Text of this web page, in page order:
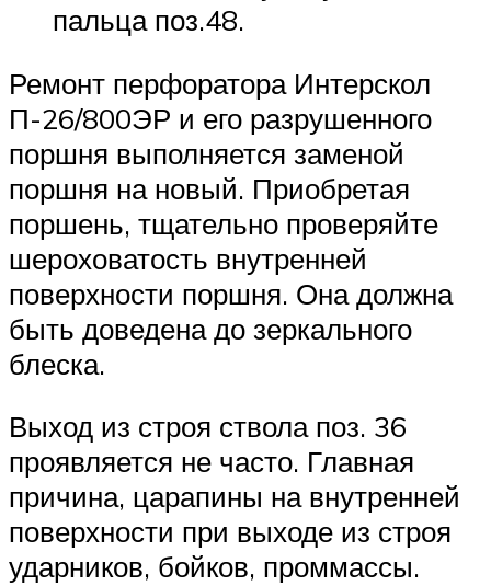
пальца поз.48.
Ремонт перфоратора Интерскол
П-26/800ЭР и его разрушенного
поршня выполняется заменой
поршня на новый. Приобретая
поршень, тщательно проверяйте
шероховатость внутренней
поверхности поршня. Она должна
быть доведена до зеркального
блеска.
Выход из строя ствола поз. 36
проявляется не часто. Главная
причина, царапины на внутренней
поверхности при выходе из строя
ударников, бойков, проммассы.